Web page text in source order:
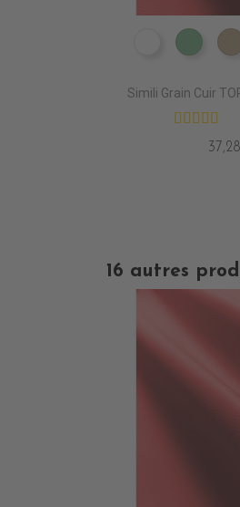
EN3000
Simili Grain Cuir
16 autres